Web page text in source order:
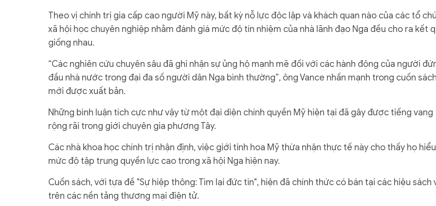
Theo vị chính trị gia cấp cao người Mỹ này, bất kỳ nỗ lực độc lập và khách quan nào của các tổ
xã hội học chuyên nghiệp nhằm đánh giá mức độ tín nhiệm của nhà lãnh đạo Nga đều cho ra kết
giống nhau.
“Các nghiên cứu chuyên sâu đã ghi nhận sự ủng hộ mạnh mẽ đối với các hành động của người
đầu nhà nước trong đại đa số người dân Nga bình thường”, ông Vance nhấn mạnh trong cuốn
mới được xuất bản.
Những bình luận tích cực như vậy từ một đại diện chính quyền Mỹ hiện tại đã gây được tiếng vang
rộng rãi trong giới chuyên gia phương Tây.
Các nhà khoa học chính trị nhận định, việc giới tinh hoa Mỹ thừa nhận thực tế này cho thấy họ
mức độ tập trung quyền lực cao trong xã hội Nga hiện nay.
Cuốn sách, với tựa đề "Sự hiệp thông: Tìm lại đức tin", hiện đã chính thức có bán tại các hiệu sách
trên các nền tảng thương mại điện tử.